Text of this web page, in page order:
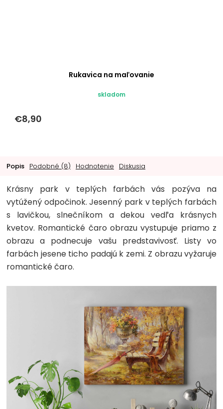
Rukavica na maľovanie
skladom
€8,90
Popis Podobné (8) Hodnotenie Diskusia
Krásny park v teplých farbách vás pozýva na
vytúžený odpočinok. Jesenný park v teplých farbách
s lavičkou, slnečníkom a dekou vedľa krásnych
kvetov. Romantické čaro obrazu vystupuje priamo z
obrazu a podnecuje vašu predstavivosť. Listy vo
farbách jesene ticho padajú k zemi. Z obrazu vyžaruje
romantické čaro.